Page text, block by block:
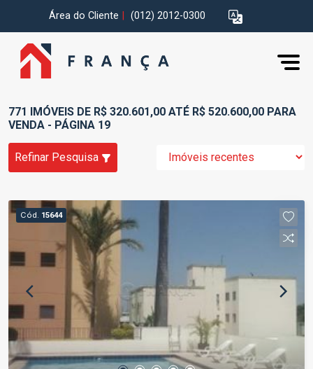
Área do Cliente (012) 2012-0300
771 IMÓVEIS DE R$ 320.601,00 ATÉ R$ 520.600,00 PARA
VENDA - PÁGINA 19
Refinar Pesquisa
Cód. 15644